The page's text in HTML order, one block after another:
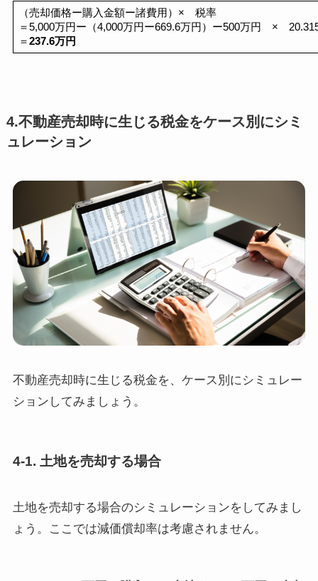
（売却価格ー購入金額ー諸費用）×　税率
＝5,000万円ー（4,000万円ー669.6万円）ー500万円　×　
＝237.6万円
4.不動産売却時に生じる税金をケース別にシミ
ュレーション
不動産売却時に生じる税金を、ケース別にシミュレー
ションしてみましょう。
4-1. 土地を売却する場合
土地を売却する場合のシミュレーションをしてみまし
ょう。ここでは減価償却率は考慮されません。